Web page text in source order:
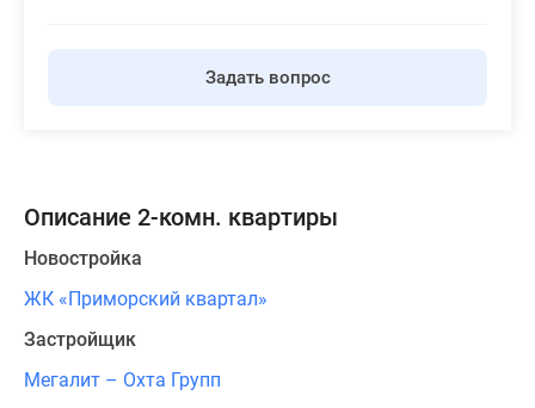
Задать вопрос
Описание 2-комн. квартиры
Новостройка
ЖК «Приморский квартал»
Застройщик
Мегалит – Охта Групп